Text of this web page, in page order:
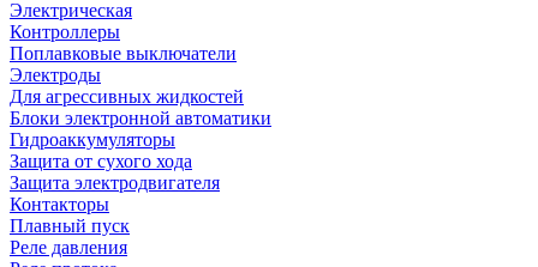
Электрическая
Контроллеры
Поплавковые выключатели
Электроды
Для агрессивных жидкостей
Блоки электронной автоматики
Гидроаккумуляторы
Защита от сухого хода
Защита электродвигателя
Контакторы
Плавный пуск
Реле давления